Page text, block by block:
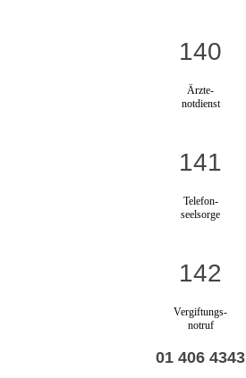
140
Ärzte-
notdienst
141
Telefon-
seelsorge
142
Vergiftungs-
notruf
01 406 4343